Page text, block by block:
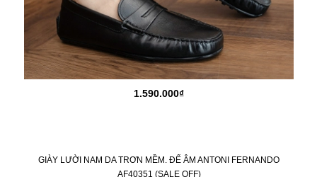
1.590.000₫
GIÀY LƯỜI NAM DA TRƠN MỀM. ĐẾ ÂM ANTONI FERNANDO
AF40351 (SALE OFF)